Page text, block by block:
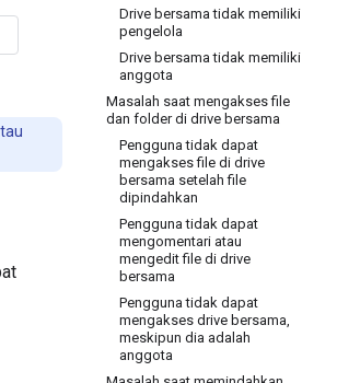
Drive bersama tidak memiliki
pengelola
Drive bersama tidak memiliki
anggota
Masalah saat mengakses file
dan folder di drive bersama
Pengguna tidak dapat
mengakses file di drive
bersama setelah file
dipindahkan
Pengguna tidak dapat
mengomentari atau
mengedit file di drive
bersama
Pengguna tidak dapat
mengakses drive bersama,
meskipun dia adalah
anggota